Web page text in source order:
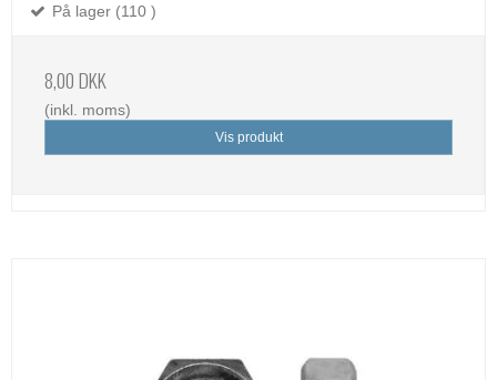
På lager (110 )
8,00 DKK
(inkl. moms)
Vis produkt